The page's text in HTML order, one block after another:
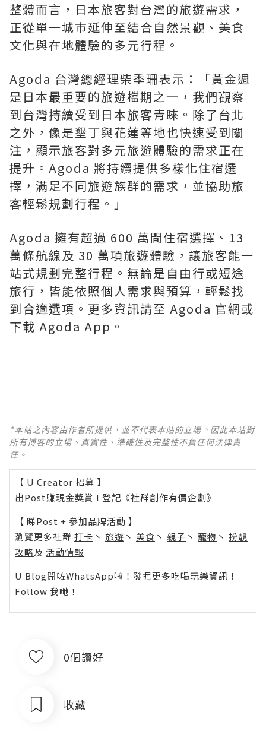
整體而言，日本旅客對台灣的旅遊需求，
正從單一城市延伸至結合自然景觀、美食
文化與在地體驗的多元行程。
Agoda 台灣總經理柴季珊表示：「黃金週
是日本最重要的旅遊檔期之一，我們觀察
到台灣持續受到日本旅客青睞。除了台北
之外，像是墾丁與花蓮等地也快速受到關
注，顯示旅客對多元旅遊體驗的需求正在
提升。Agoda 將持續提供多樣化住宿選
擇，滿足不同旅遊族群的需求，並協助旅
客輕鬆規劃行程。」
Agoda 擁有超過 600 萬間住宿選擇、13
萬條航線及 30 萬項旅遊體驗，讓旅客能一
站式規劃完整行程。無論是自由行或短途
旅行，皆能依照個人需求與預算，輕鬆找
到合適選項。更多資訊請至 Agoda 官網或
下載 Agoda App。
*本站之內容由作者所提供，並不代表本站的立場。因此本站對
所有博客的立場、真實性、準確性及完整性不負任何法律責
任。
【 U Creator 招募 】
出Post賺現金獎賞 l 登記《社群創作有價企劃》
【 睇Post + 參加品牌活動 】
瀏覽更多社群 打卡 丶 旅遊 丶 美食 丶 親子 丶 寵物 丶 扮靚
攻略及 活動情報
U Blog開咗WhatsApp啦！發掘更多吃喝玩樂資訊！
Follow 我哋 ！
0個讚好
收藏